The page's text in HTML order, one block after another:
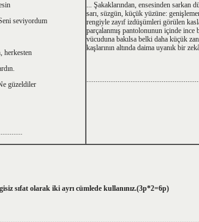
seviyordum
herkesten
güzeldiler
... Şakaklarından, ensesinden sarkan
sarı, süzgün, küçük yüzüne:
rengiyle zayıf izdüşümleri görülen
parçalanmış pantolonunun içinde
vücuduna bakılsa belki daha küçük
kaşlarının altında daima uyanık bir
sıfat olarak iki ayrı cümlede kullanınız.(3p*2=6p)